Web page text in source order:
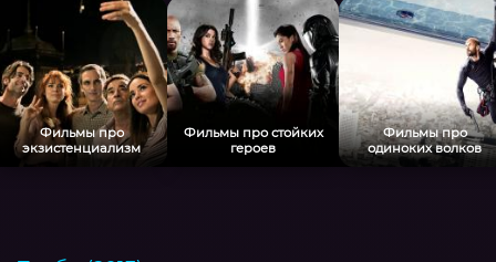
Фильмы про
экзистенциализм
Фильмы про стойких
героев
Фильмы про
одиноких волков